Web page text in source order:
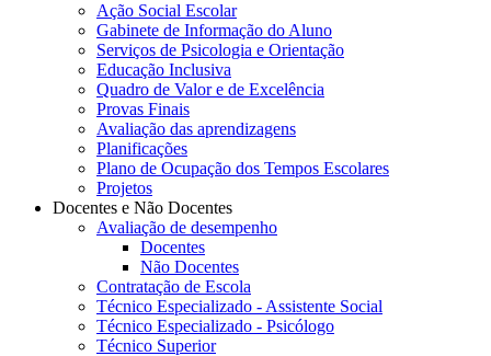
Ação Social Escolar
Gabinete de Informação do Aluno
Serviços de Psicologia e Orientação
Educação Inclusiva
Quadro de Valor e de Excelência
Provas Finais
Avaliação das aprendizagens
Planificações
Plano de Ocupação dos Tempos Escolares
Projetos
Docentes e Não Docentes
Avaliação de desempenho
Docentes
Não Docentes
Contratação de Escola
Técnico Especializado - Assistente Social
Técnico Especializado - Psicólogo
Técnico Superior